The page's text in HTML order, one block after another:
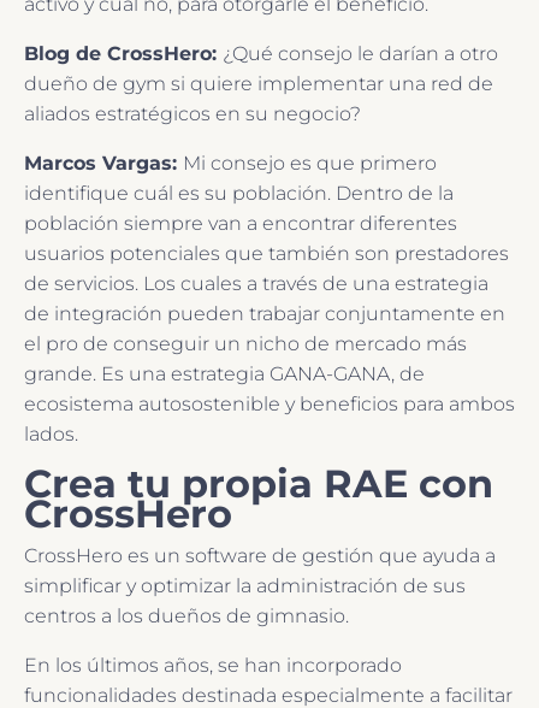
Blog de CrossHero: ¿Qué consejo le darían a otro
dueño de gym si quiere implementar una red de
aliados estratégicos en su negocio?
Marcos Vargas: Mi consejo es que primero
identifique cuál es su población. Dentro de la
población siempre van a encontrar diferentes
usuarios potenciales que también son prestadores
de servicios. Los cuales a través de una estrategia
de integración pueden trabajar conjuntamente en
el pro de conseguir un nicho de mercado más
grande. Es una estrategia GANA-GANA, de
ecosistema autosostenible y beneficios para ambos
lados.
Crea tu propia RAE con
CrossHero
CrossHero es un software de gestión que ayuda a
simplificar y optimizar la administración de sus
centros a los dueños de gimnasio.
En los últimos años, se han incorporado
funcionalidades destinada especialmente a facilitar